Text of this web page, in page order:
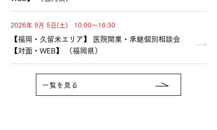
2026年 9月 5日(土) 10:00～16:30
【福岡・久留米エリア】 医院開業・承継個別相談会
【対面・WEB】 （福岡県）
一覧を見る